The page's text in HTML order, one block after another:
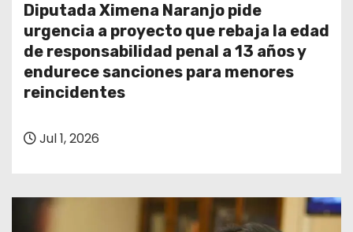
Diputada Ximena Naranjo pide
urgencia a proyecto que rebaja la edad
de responsabilidad penal a 13 años y
endurece sanciones para menores
reincidentes
Jul 1, 2026